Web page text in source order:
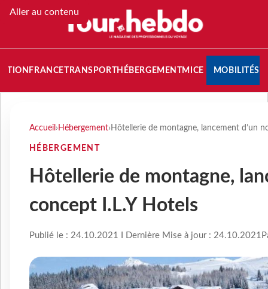
Aller au contenu
FRANCETRANSPORT HÉBERGEMENTMICE MOBILITÉS
Accueil › Hébergement› Hôtellerie de montagne, lancement d’un
HÉBERGEMENT
Hôtellerie de montagne,
concept I.L.Y Hotels
Publié le : 24.10.2021 I Dernière Mise à jour : 24.10.2021